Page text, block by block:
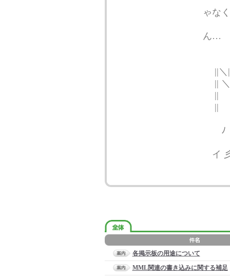
ゃな
ん…
||
||
||
||
ﾉ
イ
各掲示板の用途について
MML関連の書き込みに関する補足